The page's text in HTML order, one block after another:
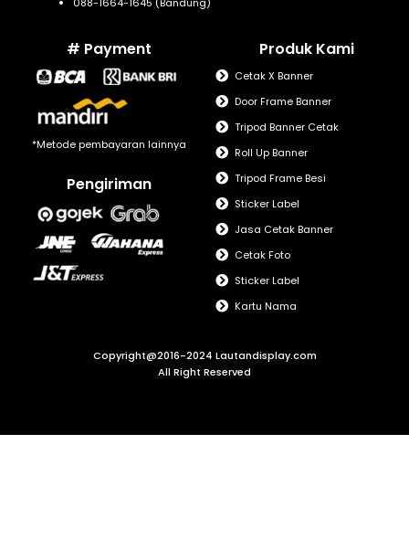
088-1664-1645 (Bandung)
# Payment
*Metode pembayaran lainnya
Pengiriman
Produk Kami
Cetak X Banner
Door Frame Banner
Tripod Banner Cetak
Roll Up Banner
Tripod Frame Besi
Sticker Label
Jasa Cetak Banner
Cetak Foto
Sticker Label
Kartu Nama
Copyright@2016-2024 Lautandisplay.com
All Right Reserved